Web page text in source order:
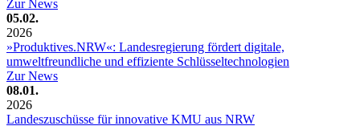
Zur News
05.02.
2026
»Produktives.NRW«: Landesregierung fördert digitale,
umweltfreundliche und effiziente Schlüsseltechnologien
Zur News
08.01.
2026
Landeszuschüsse für innovative KMU aus NRW